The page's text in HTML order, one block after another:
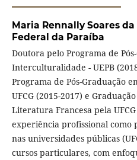
Maria Rennally Soares da
Federal da Paraíba
Doutora pelo Programa de
Interculturalidade - UEPB
Programa de Pós-Graduação
UFCG (2015-2017) e
Literatura Francesa pela UFCG
experiência profissional como
nas universidades públicas
cursos particulares, com